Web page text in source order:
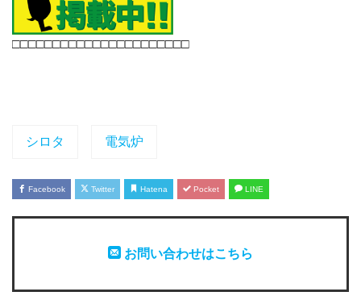
□□□□□□□□□□□□□□□□□□□□□□
シロタ 電気炉
Facebook Twitter Hatena Pocket LINE
お問い合わせはこちら